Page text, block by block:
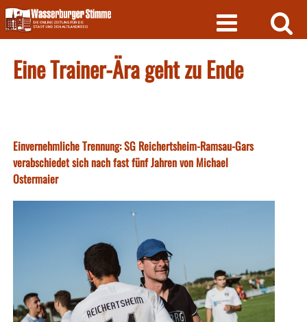
Skip
to
content
Eine Trainer-Ära geht zu Ende
Einvernehmliche Trennung: SG Reichertsheim-Ramsau-Gars
verabschiedet sich nach fast fünf Jahren von Michael
Ostermaier